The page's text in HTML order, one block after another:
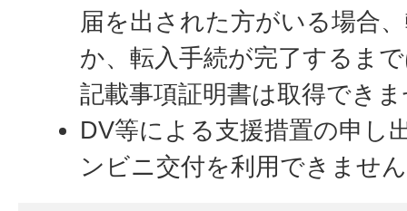
届を出された方がいる場合
か、転入手続が完了するま
記載事項証明書は取得でき
DV等による支援措置の申し
ンビニ交付を利用できませ